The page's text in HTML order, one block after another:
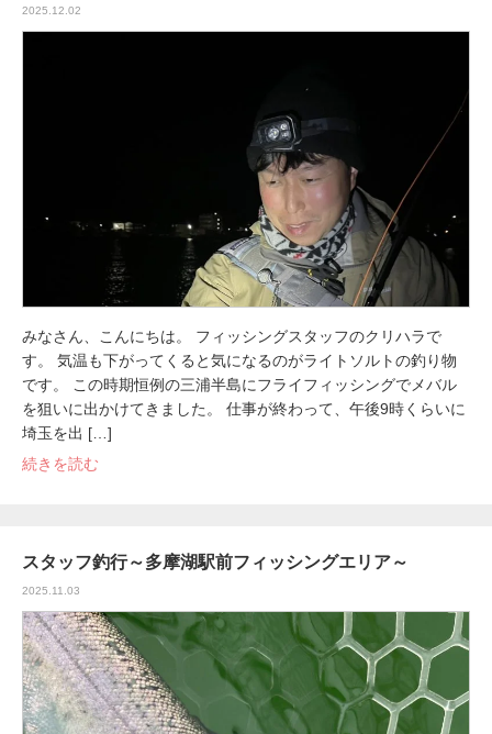
2025.12.02
みなさん、こんにちは。 フィッシングスタッフのクリハラで
す。 気温も下がってくると気になるのがライトソルトの釣り物
です。 この時期恒例の三浦半島にフライフィッシングでメバル
を狙いに出かけてきました。 仕事が終わって、午後9時くらいに
埼玉を出 […]
続きを読む
スタッフ釣行～多摩湖駅前フィッシングエリア～
2025.11.03